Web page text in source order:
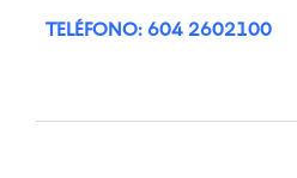
TELÉFONO: 604 2602100